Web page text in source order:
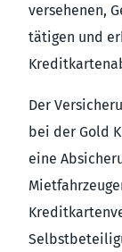
versehenen,
tätigen und
Der
bei der Gold
eine